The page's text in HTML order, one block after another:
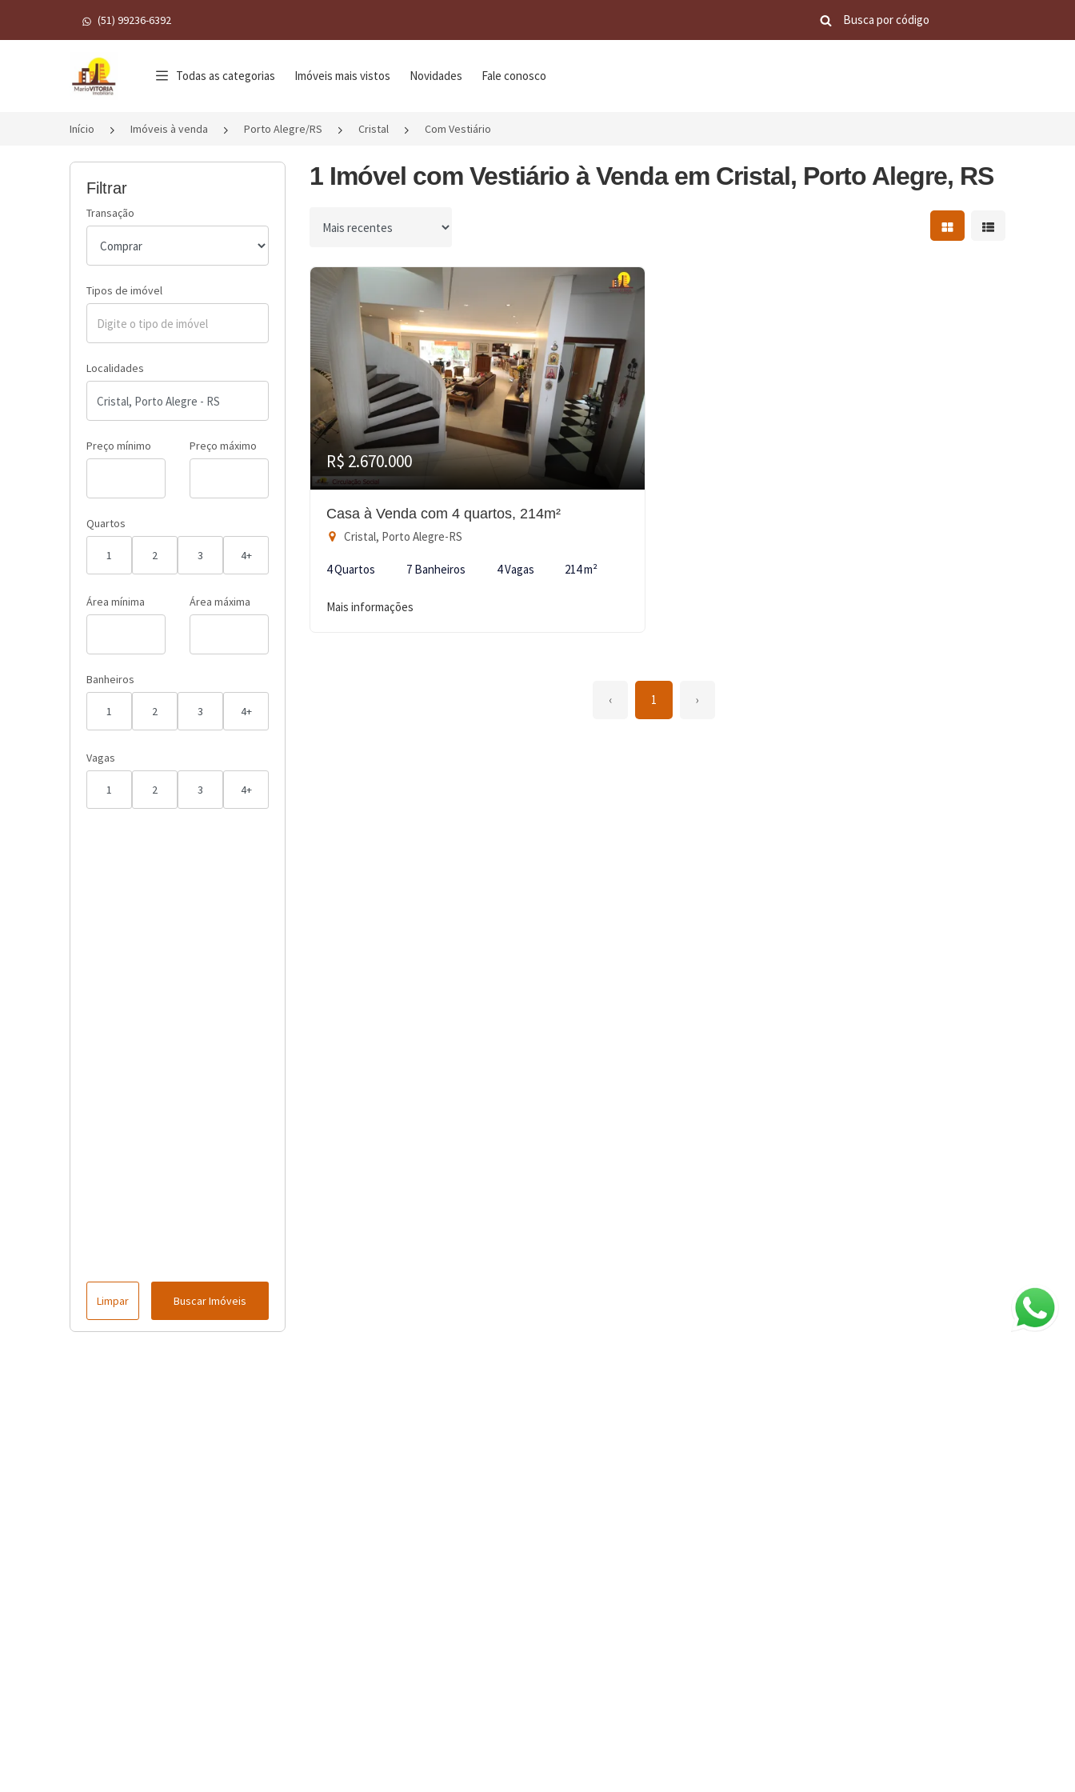
(51) 99236-6392
Página inicial
Todas as categorias Imóveis mais vistos Novidades Fale conosco
Início Imóveis à venda Porto Alegre/RS Cristal Com Vestiário
Filtrar
Transação
Tipos de imóvel
Localidades
Preço mínimo Preço máximo
Quartos
1 2 3 4+
Área mínima Área máxima
Banheiros
1 2 3 4+
Vagas
1 2 3 4+
Limpar Buscar Imóveis
1 Imóvel com Vestiário à Venda em Cristal, Porto Alegre, RS
Ordenar por Mostrar resultados em
Mostrar
R$ 2.670.000
Casa à Venda com 4 quartos, 214m²
Cristal, Porto Alegre-RS
4 Quartos 7 Banheiros 4 Vagas 214 m²
Mais informações
‹ 1 ›